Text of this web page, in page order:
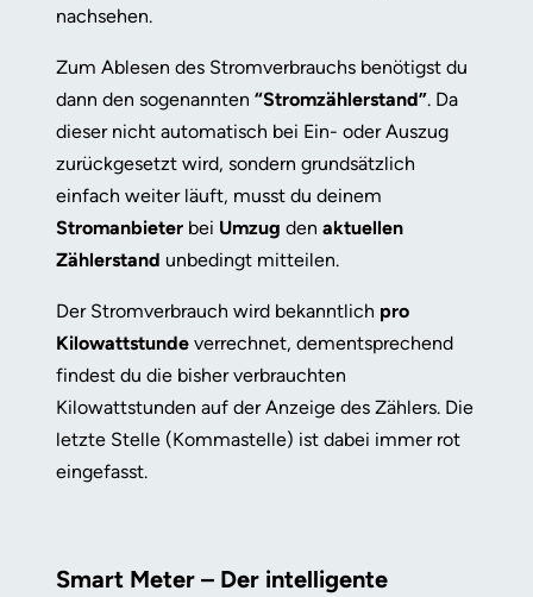
nachsehen.
Zum Ablesen des Stromverbrauchs benötigst du
dann den sogenannten “Stromzählerstand”. Da
dieser nicht automatisch bei Ein- oder Auszug
zurückgesetzt wird, sondern grundsätzlich
einfach weiter läuft, musst du deinem
Stromanbieter bei Umzug den aktuellen
Zählerstand unbedingt mitteilen.
Der Stromverbrauch wird bekanntlich pro
Kilowattstunde verrechnet, dementsprechend
findest du die bisher verbrauchten
Kilowattstunden auf der Anzeige des Zählers. Die
letzte Stelle (Kommastelle) ist dabei immer rot
eingefasst.
Smart Meter – Der intelligente